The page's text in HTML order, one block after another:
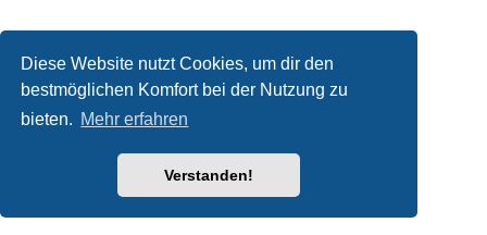
Diese Website nutzt Cookies, um dir den
bestmöglichen Komfort bei der Nutzung zu
bieten. Mehr erfahren
Verstanden!